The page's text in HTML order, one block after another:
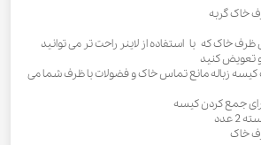
خاک گربه
خاک که با استفاده از لاینر راحت تر می توانید
تعویض کنید
زباله مانع تماس خاک و فضولات با ظرف شما می
جمع کردن کیسه
عدد
خاک